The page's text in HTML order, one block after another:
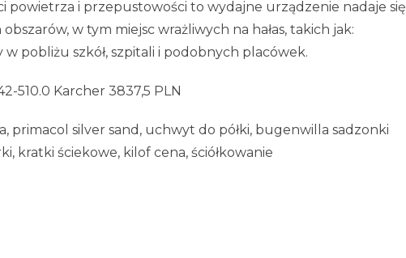
powietrza i przepustowości to wydajne urządzenie nadaje się
w tym miejsc wrażliwych na hałas, takich jak:
pobliżu szkół, szpitali i podobnych placówek.
510.0 Karcher 3837,5 PLN
primacol silver sand, uchwyt do półki, bugenwilla sadzonki
kratki ściekowe, kilof cena, ściółkowanie